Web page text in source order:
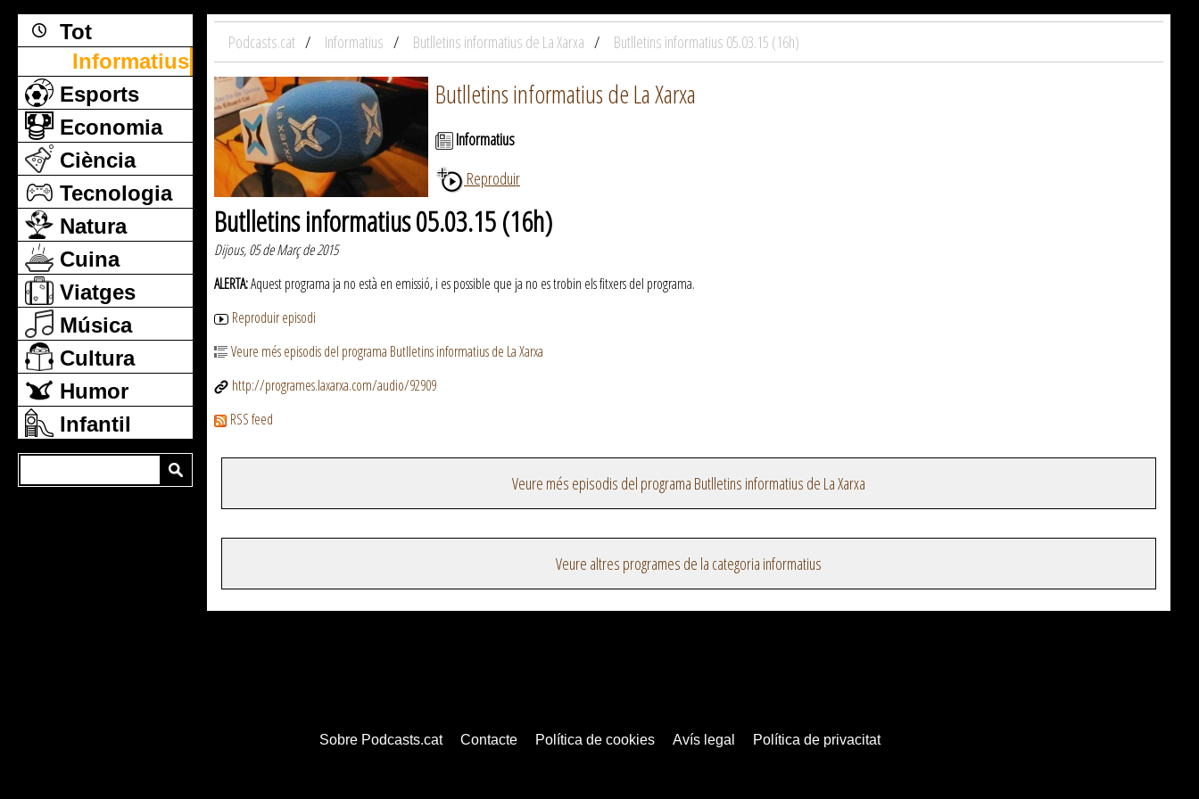
Tot
Informatius
Esports
Economia
Ciència
Tecnologia
Natura
Cuina
Viatges
Música
Cultura
Humor
Infantil
Podcasts.cat Informatius Butlletins informatius de La Xarxa Butlletins informatius 05.03.15 (16h)
Butlletins informatius de La Xarxa
Informatius
Reproduir
Butlletins informatius 05.03.15 (16h)
Dijous, 05 de Març de 2015
ALERTA:Aquest programa ja no està en emissió, i es possible que ja no es trobin els fitxers del programa.
Reproduir episodi
Veure més episodis del programa Butlletins informatius de La Xarxa
http://programes.laxarxa.com/audio/92909
RSS feed
Veure més episodis del programa Butlletins informatius de La Xarxa
Veure altres programes de la categoria informatius
Sobre Podcasts.cat Contacte Política de cookies Avís legal Política de privacitat